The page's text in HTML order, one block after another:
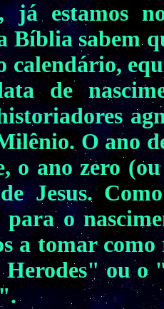
já estamos
Bíblia sabem
calendário,
de
O ano
o ano zero
Jesus.
para o
a tomar
ou o